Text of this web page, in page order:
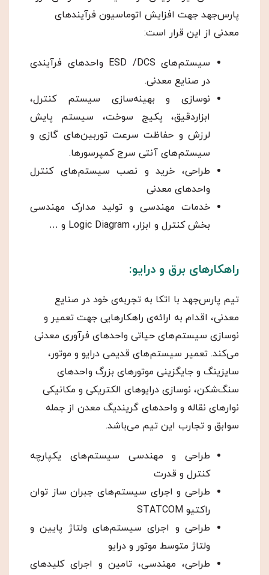
پارس‌جهد جهت افزایش اتوماسیون فرآیندهای
معدنی از این قرار است:
سیستم‌های ESD /DCS واحدهای فرآیندی
در صنایع معدنی.
نوسازی و بهینه‌سازی سیستم کنترل،
ابزاردقیق، پکیج سوخت، سیستم پایش
لرزش و حفاظت سرعت توربین‌های گازی و
سیستم‌های آنتی سرج کمپرسورها.
طراحی، خرید و نصب سیستم‌های کنترل
واحدهای معدنی
خدمات مهندسی و تولید مدارک مهندسی
بخش کنترل و ابزار، Logic Diagram و …
راهکارهای برق و درایو:
تیم پارس‌جهد با اتکا به تجربه‌ی خود در صنایع
معدنی، اقدام به ارائه‌ی راهکارهایی جهت تعمیر و
نوسازی سیستم‌های حیاتی واحدهای فرآوری معدنی
می‌کند. تعمیر سیستم‌های قدیمی درایو و موتور،
سایزینگ و جایگزینی موتورهای بزرگ واحدهای
سنگ‌شکن، نوسازی درایوهای الکتریکی و مکانیکی
نوارهای نقاله و واحدهای گریندیگ معدن از جمله
سوابق و تجارب این تیم می‌باشد.
طراحی و مهندسی سیستم‌های یکپارچه
کنترل و قدرت
طراحی و اجرای سیستم‌های جبران ساز توان
راکتیو STATCOM
طراحی و اجرای سیستم‌های ولتاژ پایین و
ولتاژ متوسط موتور و درایو
طراحی، مهندسی، تامین و اجرای کلیدهای